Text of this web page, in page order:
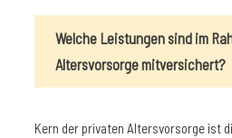
Welche Leistungen sind im
Altersvorsorge mitversichert?
Kern der privaten Altersvorsorge ist